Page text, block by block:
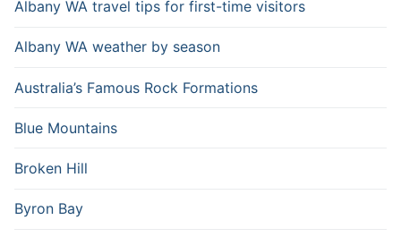
Albany WA travel tips for first-time visitors
Albany WA weather by season
Australia’s Famous Rock Formations
Blue Mountains
Broken Hill
Byron Bay